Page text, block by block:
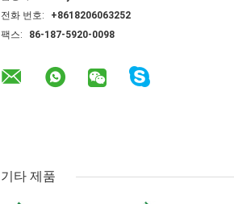
전화 번호:
+8618206063252
팩스:
86-187-5920-0098
기타 제품